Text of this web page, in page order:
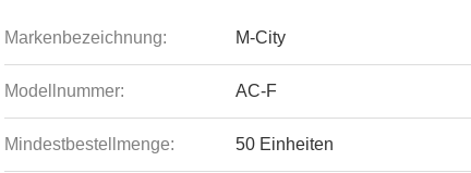
Markenbezeichnung: M-City
Modellnummer: AC-F
Mindestbestellmenge: 50 Einheiten